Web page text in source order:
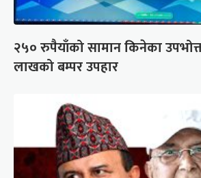
२५० रुपैयाँको सामान किनेका
लाखको बम्पर उपहार